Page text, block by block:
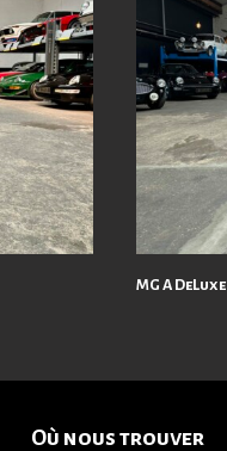
MG A DeLuxe
Où nous trouver